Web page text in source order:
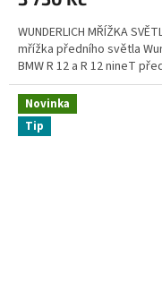
WUNDERLICH MŘÍŽKA
mřížka předního světla
BMW R 12 a R 12 nineT
Novinka
Tip